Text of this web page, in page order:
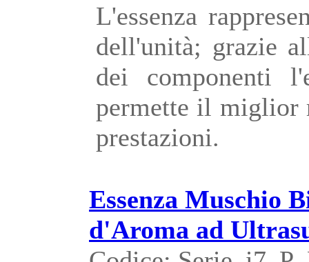
L'essenza
dell'unità; grazie
dei componenti
permette il miglior
prestazioni.
Essenza Muschio
d'Aroma ad